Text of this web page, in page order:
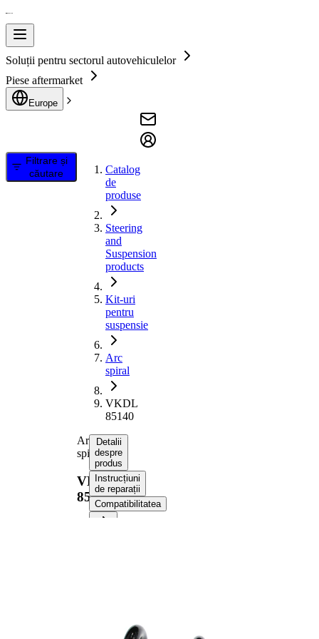
Soluții pentru sectorul autovehiculelor
Piese aftermarket
Europe
Filtrare și
căutare
Catalog
de
produse
Steering
and
Suspension
products
Kit-uri
pentru
suspensie
Arc
spiral
VKDL
85140
Arc
spiral
VKDL
85140
Detalii
despre
produs
Instrucțiuni
de reparații
Compatibilitatea
Greutate